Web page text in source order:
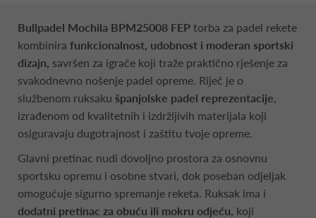
Bullpadel Mochila BPM25008 FEP torba za padel rekete
kombinira funkcionalnost, udobnost i moderan sportski
dizajn, savršen za igrače koji traže praktično rješenje za
svakodnevno nošenje padel opreme. Riječ je o
službenom ruksaku španjolske padel reprezentacije,
izrađenom od kvalitetnih i izdržljivih materijala koji
osiguravaju dugotrajnost i zaštitu tvoje opreme.
Glavni pretinac nudi dovoljno prostora za osnovnu
sportsku opremu i osobne stvari, dok poseban odjeljak
omogućuje sigurno spremanje reketa. Ruksak ima i
dodatni pretinac za obuću ili mokru odjeću, koji